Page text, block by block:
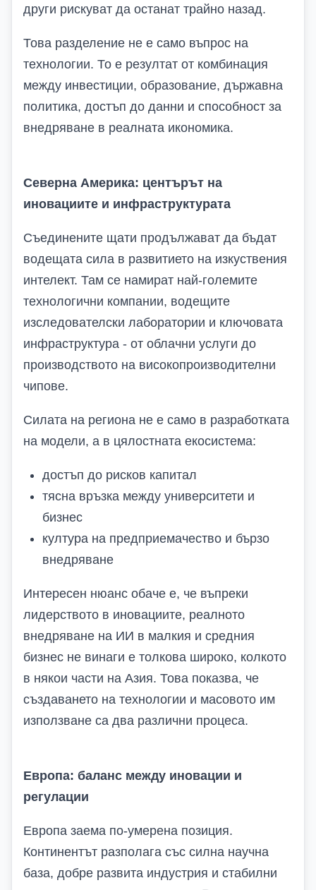
други рискуват да останат трайно назад.
Това разделение не е само въпрос на
технологии. То е резултат от комбинация
между инвестиции, образование, държавна
политика, достъп до данни и способност за
внедряване в реалната икономика.
Северна Америка: центърът на
иновациите и инфраструктурата
Съединените щати продължават да бъдат
водещата сила в развитието на изкуствения
интелект. Там се намират най-големите
технологични компании, водещите
изследователски лаборатории и ключовата
инфраструктура - от облачни услуги до
производството на високопроизводителни
чипове.
Силата на региона не е само в разработката
на модели, а в цялостната екосистема:
достъп до рисков капитал
тясна връзка между университети и
бизнес
култура на предприемачество и бързо
внедряване
Интересен нюанс обаче е, че въпреки
лидерството в иновациите, реалното
внедряване на ИИ в малкия и средния
бизнес не винаги е толкова широко, колкото
в някои части на Азия. Това показва, че
създаването на технологии и масовото им
използване са два различни процеса.
Европа: баланс между иновации и
регулации
Европа заема по-умерена позиция.
Континентът разполага със силна научна
база, добре развита индустрия и стабилни